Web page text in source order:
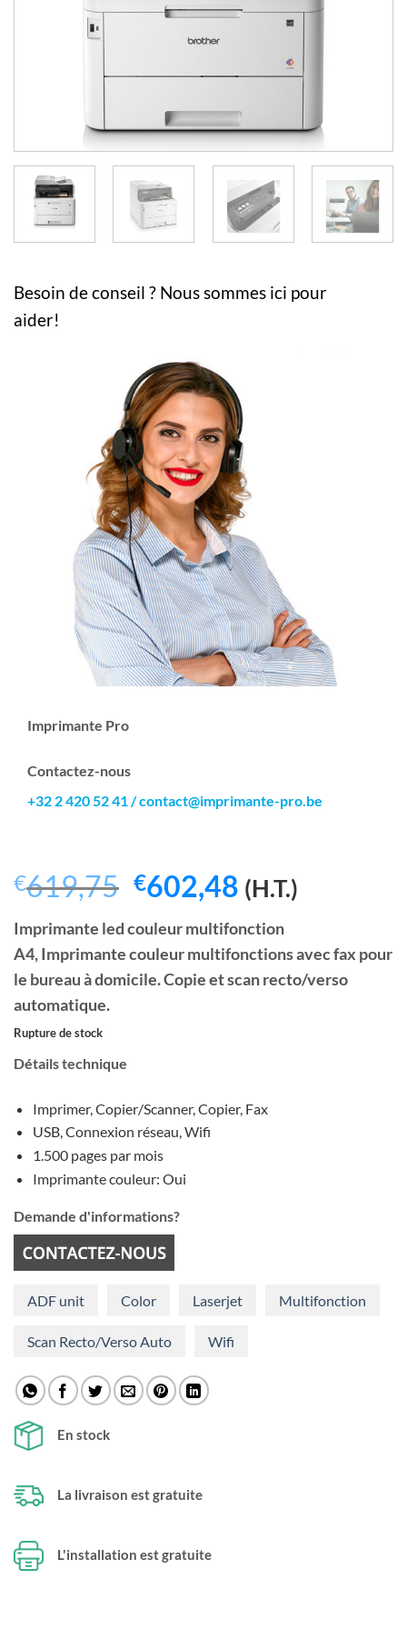
Besoin de conseil ? Nous sommes ici pour
aider!
Imprimante Pro
Contactez-nous
+32 2 420 52 41/contact@imprimante-pro.be
€619,75 Le
prix
initial
était :
€602,48Le
prix
actuel
est :
(H.T.)
Imprimante led couleur multifonction
A4,Imprimante couleur multifonctions avec fax pour
le bureau à domicile. Copie et scan recto/verso
automatique.
Rupture de stock
Détails technique
Imprimer, Copier/Scanner, Copier, Fax
USB, Connexion réseau, Wifi
1.500 pages par mois
Imprimante couleur: Oui
Demande d'informations?
ADF unit Color Laserjet Multifonction
Scan Recto/Verso Auto Wifi
En stock
La livraison est gratuite
L'installation est gratuite